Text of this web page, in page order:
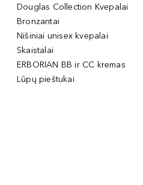
Douglas Collection Kvepalai
Bronzantai
Nišiniai unisex kvepalai
Skaistalai
ERBORIAN BB ir CC kremas
Lūpų pieštukai